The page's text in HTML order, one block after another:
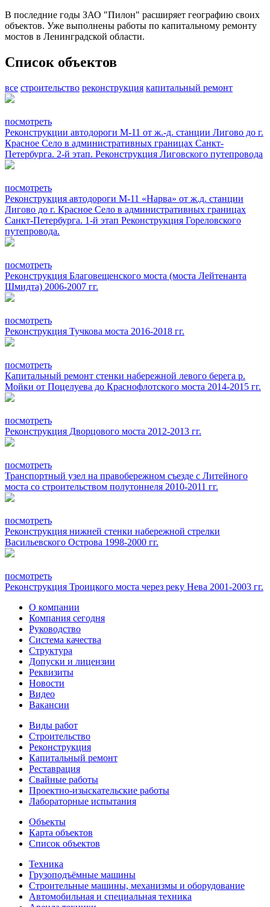
В последние годы ЗАО "Пилон" расширяет географию своих
объектов. Уже выполнены работы по капитальному ремонту
мостов в Ленинградской области.
Список объектов
все строительство реконструкция капитальный ремонт
посмотреть
Реконструкции автодороги М-11 от ж.-д. станции Лигово до г.
Красное Село в административных границах Санкт-
Петербурга. 2-й этап. Реконструкция Лиговского путепровода
посмотреть
Реконструкция автодороги М-11 «Нарва» от ж.д. станции
Лигово до г. Красное Село в административных границах
Санкт-Петербурга. 1-й этап Реконструкция Гореловского
путепровода.
посмотреть
Реконструкция Благовещенского моста (моста Лейтенанта
Шмидта) 2006-2007 гг.
посмотреть
Реконструкция Тучкова моста 2016-2018 гг.
посмотреть
Капитальный ремонт стенки набережной левого берега р.
Мойки от Поцелуева до Краснофлотского моста 2014-2015 гг.
посмотреть
Реконструкция Дворцового моста 2012-2013 гг.
посмотреть
Транспортный узел на правобережном съезде с Литейного
моста со строительством полутоннеля 2010-2011 гг.
посмотреть
Реконструкция нижней стенки набережной стрелки
Васильевского Острова 1998-2000 гг.
посмотреть
Реконструкция Троицкого моста через реку Нева 2001-2003 гг.
О компании
Компания сегодня
Руководство
Система качества
Структура
Допуски и лицензии
Реквизиты
Новости
Видео
Вакансии
Виды работ
Строительство
Реконструкция
Капитальный ремонт
Реставрация
Свайные работы
Проектно-изыскательские работы
Лабораторные испытания
Объекты
Карта объектов
Список объектов
Техника
Грузоподъёмные машины
Строительные машины, механизмы и оборудование
Автомобильная и специальная техника